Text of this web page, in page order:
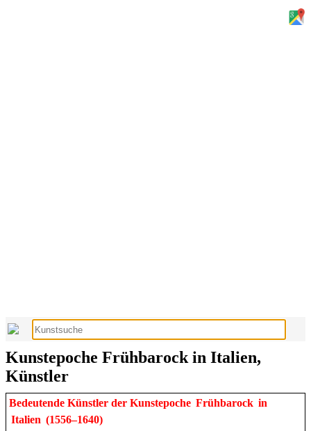
Kunstepoche Frühbarock in Italien,
Künstler
Bedeutende Künstler der Kunstepoche Frühbarock in
Italien (1556–1640)